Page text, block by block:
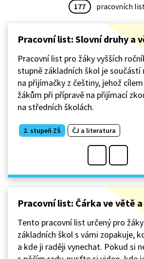
177 pracovních
Pracovní list: Slovní druhy a
Pracovní list pro žáky vyšších
stupně základních škol je
na přijímačky z češtiny, jehož
žákům při přípravě na přijímací
na středních školách.
2. stupeň ZŠ ČJ a literatura
Pracovní list: Čárka ve větě
Tento pracovní list určený pro
základních škol s vámi zopakuje,
a kde ji raději vynechat. Pokud si